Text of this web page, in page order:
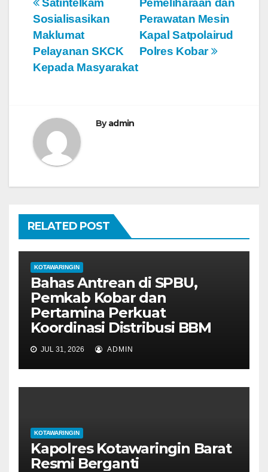
N
a
v
a
s
o
s
Pemeliharaan dan
Perawatan Mesin
Kapal Satpolairud
Polres Kobar
Satintelkam
Sosialisasikan
Maklumat
Pelayanan SKCK
Kepada Masyarakat
Byadmin
RELATED POST
KOTAWARINGIN
Bahas Antrean di SPBU,
Pemkab Kobar dan
Pertamina Perkuat
Koordinasi Distribusi BBM
JUL 31, 2026 ADMIN
KOTAWARINGIN
Kapolres Kotawaringin Barat
Resmi Berganti